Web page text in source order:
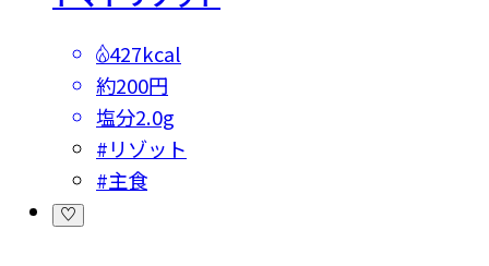
427kcal
約200円
塩分2.0g
#リゾット
#主食